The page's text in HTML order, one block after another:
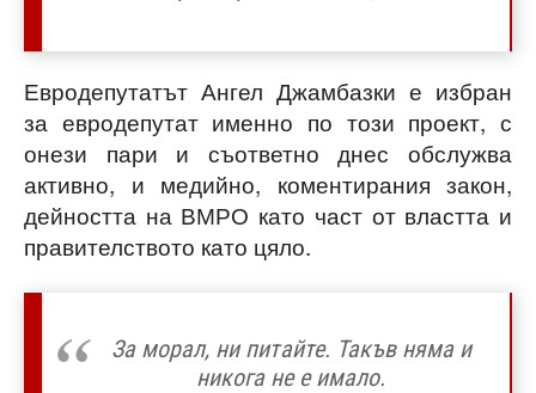
Евродепутатът Ангел Джамбазки е избран
за евродепутат именно по този проект, с
онези пари и съответно днес обслужва
активно, и медийно, коментирания закон,
дейността на ВМРО като част от властта и
правителството като цяло.
За морал, ни питайте. Такъв няма и
никога не е имало.